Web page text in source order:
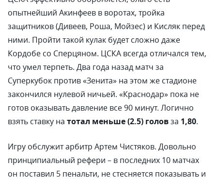
опытнейший Акинфеев в воротах, тройка
защитников (Дивеев, Роша, Мойзес) и Кисляк перед
ними. Пройти такой кулак будет сложно даже
Кордобе со Сперцяном. ЦСКА всегда отличался тем,
что умел терпеть. Два года назад матч за
Суперкубок против «Зенита» на этом же стадионе
закончился нулевой ничьей. «Краснодар» пока не
готов оказывать давление все 90 минут. Логично
взять ставку на тотал меньше (2.5) головза 1,80.
Игру обслужит арбитр Артем Чистяков. Довольно
принципиальный рефери – в последних 10 матчах
он поставил 5 пенальти, не стесняется показывать и